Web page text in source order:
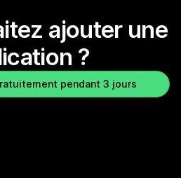
ajouter une
?
pendant 3 jours